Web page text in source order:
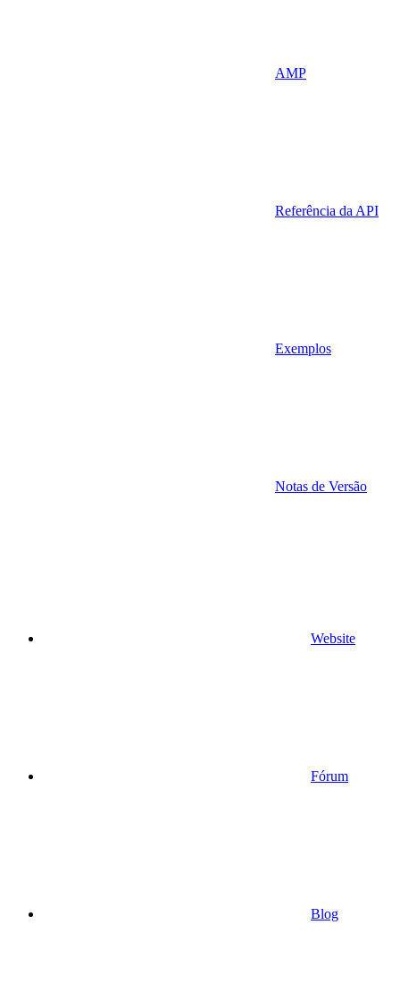
AMP
Referência da API
Exemplos
Notas de Versão
Website
Fórum
Blog